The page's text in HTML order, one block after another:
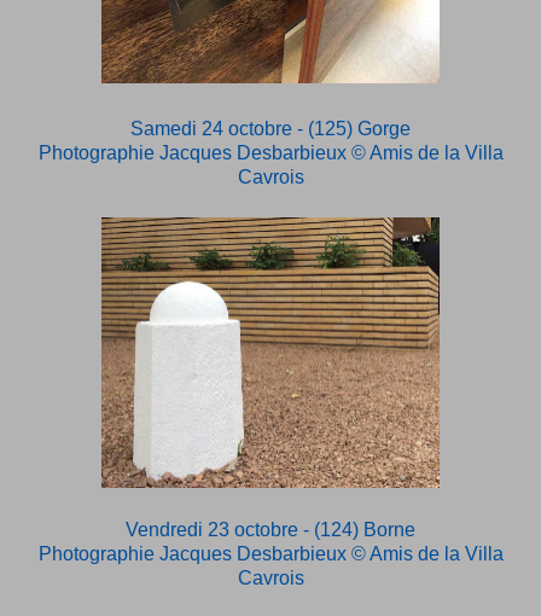
Samedi 24 octobre - (125) Gorge
Photographie Jacques Desbarbieux© Amis de la Villa
Cavrois
Vendredi 23 octobre - (124) Borne
Photographie Jacques Desbarbieux© Amis de la Villa
Cavrois